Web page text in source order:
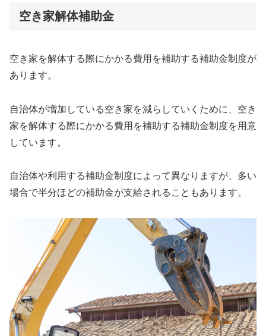
空き家解体補助金
空き家を解体する際にかかる費用を補助する補助金制度が
あります。
自治体が増加している空き家を減らしていくために、空き
家を解体する際にかかる費用を補助する補助金制度を用意
しています。
自治体や利用する補助金制度によって異なりますが、多い
場合で半分ほどの補助金が支給されることもあります。